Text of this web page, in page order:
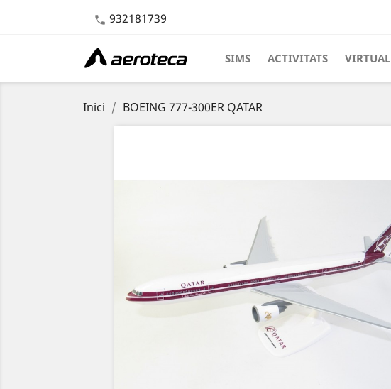
 932181739
SIMS ACTIVITATS VIRTUAL
Inici BOEING 777-300ER QATAR